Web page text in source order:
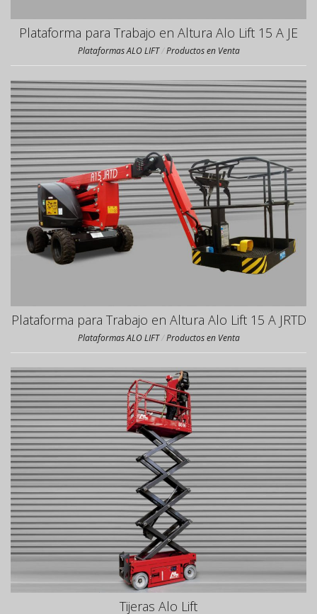
Plataforma para Trabajo en Altura Alo Lift 15 A JE
Plataformas ALO LIFT/Productos en Venta
Plataforma para Trabajo en Altura Alo Lift 15 A JRTD
Plataformas ALO LIFT/Productos en Venta
Tijeras Alo Lift